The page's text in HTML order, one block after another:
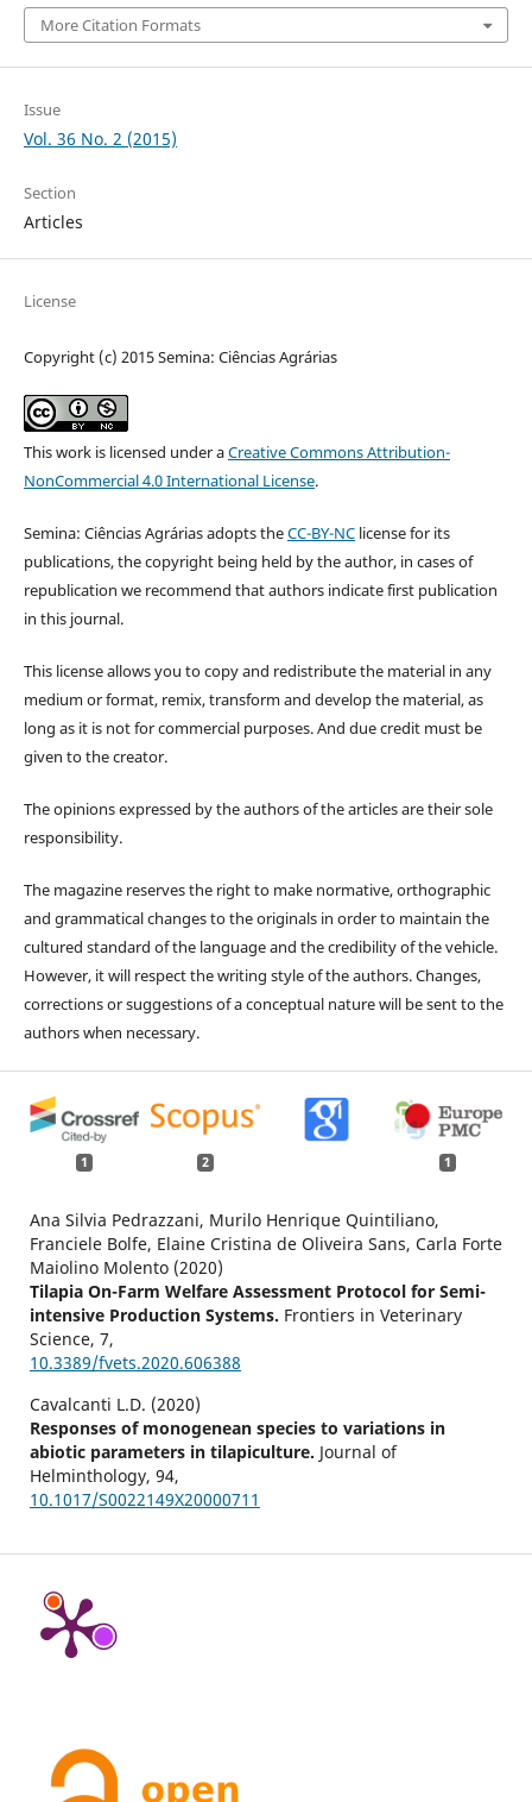
More Citation Formats
Issue
Vol. 36 No. 2 (2015)
Section
Articles
License
Copyright (c) 2015 Semina: Ciências Agrárias
This work is licensed under aCreative Commons Attribution-
NonCommercial 4.0 International License.
Semina: Ciências Agrárias adopts theCC-BY-NClicense for its
publications, the copyright being held by the author, in cases of
republication we recommend that authors indicate first publication
in this journal.
This license allows you to copy and redistribute the material in any
medium or format, remix, transform and develop the material, as
long as it is not for commercial purposes. And due credit must be
given to the creator.
The opinions expressed by the authors of the articles are their sole
responsibility.
The magazine reserves the right to make normative, orthographic
and grammatical changes to the originals in order to maintain the
cultured standard of the language and the credibility of the vehicle.
However, it will respect the writing style of the authors. Changes,
corrections or suggestions of a conceptual nature will be sent to the
authors when necessary.
1 2 1
Ana Silvia Pedrazzani, Murilo Henrique Quintiliano,
Franciele Bolfe, Elaine Cristina de Oliveira Sans, Carla Forte
Maiolino Molento (2020)
Tilapia On-Farm Welfare Assessment Protocol for Semi-
intensive Production Systems. Frontiers in Veterinary
Science, 7,
10.3389/fvets.2020.606388
Cavalcanti L.D. (2020)
Responses of monogenean species to variations in
abiotic parameters in tilapiculture. Journal of
Helminthology, 94,
10.1017/S0022149X20000711